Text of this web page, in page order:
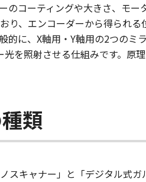
のコーティングや大きさ、モ
り、エンコーダーから得られ
的に、X軸用・Y軸用の2つの
を照射させる仕組みです。
類
キャナー」と「デジタル式ガ